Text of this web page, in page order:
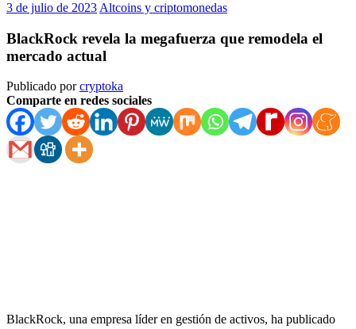
3 de julio de 2023 Altcoins y criptomonedas
BlackRock revela la megafuerza que remodela el
mercado actual
Publicado porcryptoka
Comparte en redes sociales
BlackRock, una empresa líder en gestión de activos, ha publicado